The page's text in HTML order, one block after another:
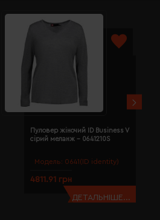
Модель: 0641(ID identity)
Пуловер жіночий ID Business V
сірий меланж - 0641210S
4811.91 грн
ДЕТАЛЬНІШЕ...